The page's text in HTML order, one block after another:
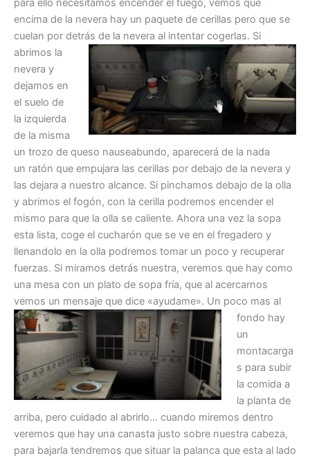
para ello necesitamos encender el fuego, vemos que
encima de la nevera hay un paquete de cerillas pero que se
cuelan por detrás de la nevera al intentar cogerlas. Si
abrimos la
nevera y
dejamos en
el suelo de
la izquierda
de la misma
un trozo de queso nauseabundo, aparecerá de la nada
un ratón que empujara las cerillas por debajo de la nevera y
las dejara a nuestro alcance. Si pinchamos debajo de la olla
y abrimos el fogón, con la cerilla podremos encender el
mismo para que la olla se caliente. Ahora una vez la sopa
esta lista, coge el cucharón que se ve en el fregadero y
llenandolo en la olla podremos tomar un poco y recuperar
fuerzas. Si miramos detrás nuestra, veremos que hay como
una mesa con un plato de sopa fría, que al acercarnos
vemos un mensaje que dice «ayudame». Un poco mas al
fondo hay
un
montacarga
s para subir
la comida a
la planta de
arriba, pero cuidado al abrirlo… cuando miremos dentro
veremos que hay una canasta justo sobre nuestra cabeza,
para bajarla tendremos que situar la palanca que esta al lado